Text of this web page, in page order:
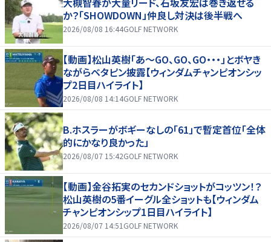
か？「SHOWDOWN」仲良し対決は後半戦へ
2026/08/08 16:44GOLF NETWORK
【動画】松山英樹「あ〜GO、GO、GO・・・」とボヤき
ながらベタピン披露【ウィンダムチャンピオンシッ
プ2日目ハイライト】
2026/08/08 14:14GOLF NETWORK
B.ホスラーがボギーなしの「61」で暫定首位「全体
的にかなり良かった」
2026/08/07 15:42GOLF NETWORK
【動画】金谷拓実のセカンドショットがコッツン！？
松山英樹の5番イーグル全ショットも【ウィンダム
チャンピオンシップ1日目ハイライト】
2026/08/07 14:51 GOLF NETWORK